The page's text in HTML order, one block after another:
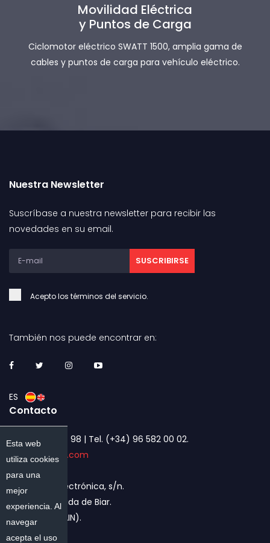
Esta web
utiliza cookies
para una
mejor
experiencia. Al
navegar
acepta el uso
Movilidad Eléctrica
y Puntos de Carga
Ciclomotor eléctrico SWATT 1500, amplia gama de
cables y puntos de carga para vehículo eléctrico.
Nuestra Newsletter
Suscríbase a nuestra newsletter para recibir las
novedades en su email.
SUSCRIBIRSE
Acepto los términos del servicio.
También nos puede encontrar en:
ES
Contacto
Tel. 902 88 66 98 | Tel. (+34) 96 582 00 02.
pritec@pritec.com
Avda. de la Electrónica, s/n.
03409. Canyada de Biar.
ALACANT (SPAIN).